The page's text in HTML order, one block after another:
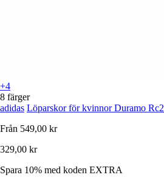
+4
8 färger
adidas Löparskor för kvinnor Duramo Rc2
Från 549,00 kr
329,00 kr
Spara 10% med koden EXTRA